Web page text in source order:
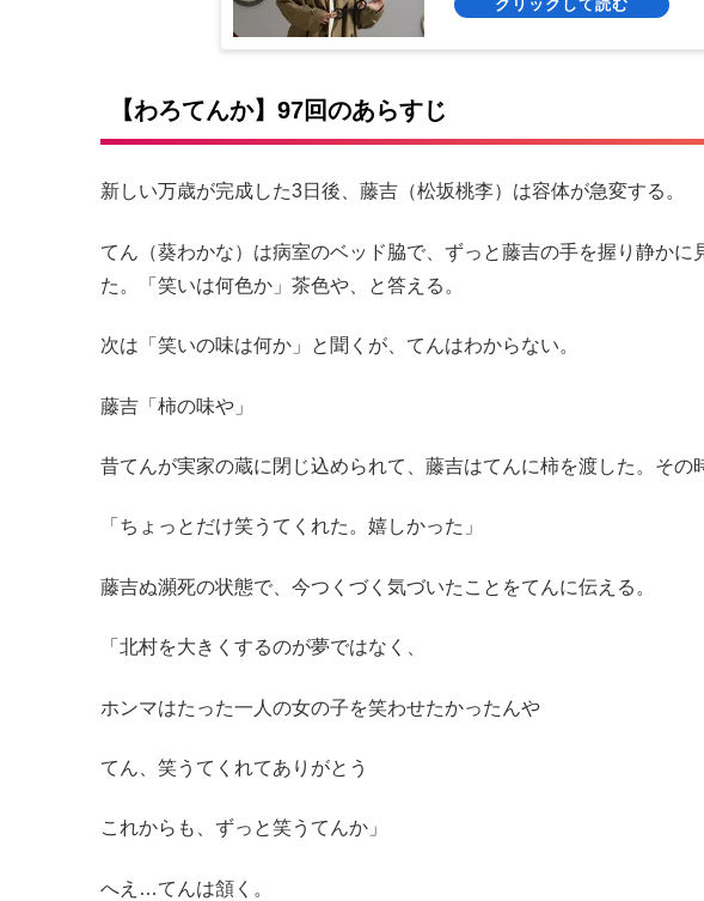
【わろてんか】97回のあらすじ
新しい万歳が完成した3日後、藤吉（松坂桃李）は容体が急変する。
てん（葵わかな）は病室のベッド脇で、ずっと藤吉の手を握り静か
た。「笑いは何色か」茶色や、と答える。
次は「笑いの味は何か」と聞くが、てんはわからない。
藤吉「柿の味や」
昔てんが実家の蔵に閉じ込められて、藤吉はてんに柿を渡した。その
「ちょっとだけ笑うてくれた。嬉しかった」
藤吉ぬ瀕死の状態で、今つくづく気づいたことをてんに伝える。
「北村を大きくするのが夢ではなく、
ホンマはたった一人の女の子を笑わせたかったんや
てん、笑うてくれてありがとう
これからも、ずっと笑うてんか」
へえ…てんは頷く。